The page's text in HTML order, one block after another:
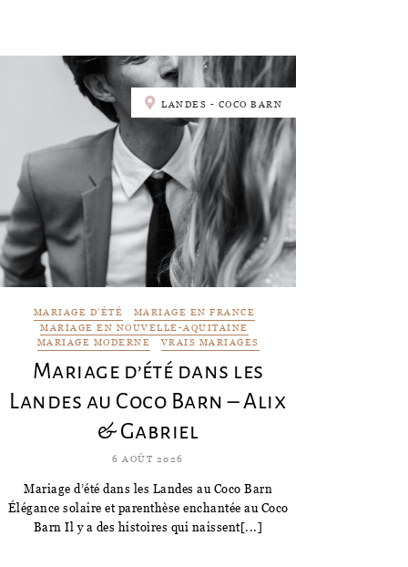
LANDES - COCO BARN
MARIAGE D'ÉTÉ
MARIAGE EN FRANCE
MARIAGE EN NOUVELLE-AQUITAINE
MARIAGE MODERNE
VRAIS MARIAGES
Mariage d’été dans les
Landes au Coco Barn – Alix
& Gabriel
6 AOÛT 2026
Mariage d’été dans les Landes au Coco Barn
Élégance solaire et parenthèse enchantée au Coco
Barn Il y a des histoires qui naissent[...]